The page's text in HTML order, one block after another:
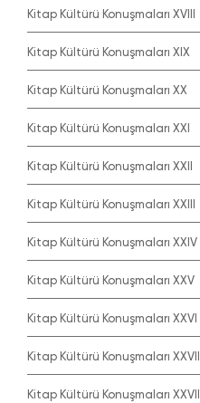
Kitap Kültürü Konuşmaları XVIII
Kitap Kültürü Konuşmaları XIX
Kitap Kültürü Konuşmaları XX
Kitap Kültürü Konuşmaları XXI
Kitap Kültürü Konuşmaları XXII
Kitap Kültürü Konuşmaları XXIII
Kitap Kültürü Konuşmaları XXIV
Kitap Kültürü Konuşmaları XXV
Kitap Kültürü Konuşmaları XXVI
Kitap Kültürü Konuşmaları XXVII
Kitap Kültürü Konuşmaları XXVIII